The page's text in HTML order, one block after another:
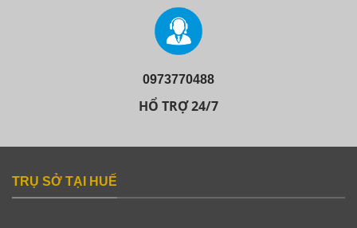
0973770488
HỔ TRỢ 24/7
TRỤ SỞ TẠI HUẾ